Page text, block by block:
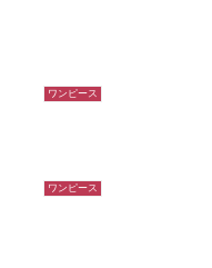
ワンピース
ワンピース